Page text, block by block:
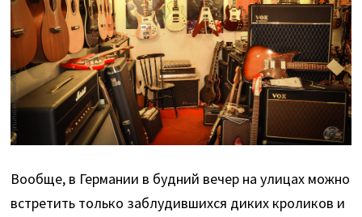
Вообще, в Германии в будний вечер на улицах можно
встретить только заблудившихся диких кроликов и